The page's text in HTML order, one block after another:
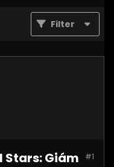
Filter
#1
Stars: Giám